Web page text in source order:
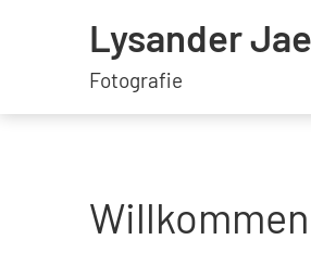
Lysander
Fotografie